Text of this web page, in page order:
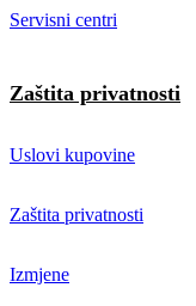
Servisni centri
Zaštita privatnosti
Uslovi kupovine
Zaštita privatnosti
Izmjene